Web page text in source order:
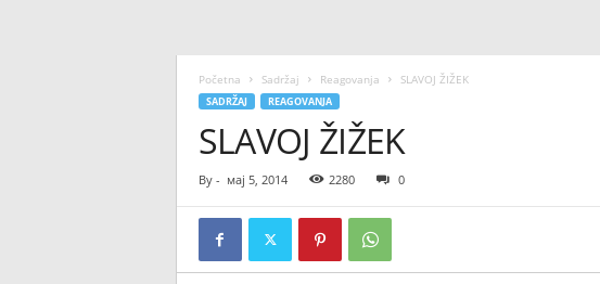
Početna Sadržaj Reagovanja SLAVOJ ŽIŽEK
SADRŽAJ REAGOVANJA
SLAVOJ ŽIŽEK
By - мај 5, 2014 2280 0